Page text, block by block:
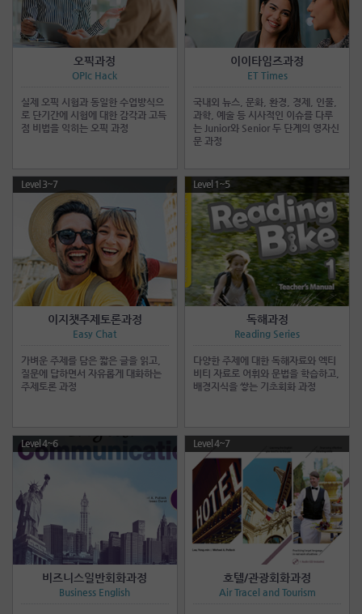
오픽과정
OPIc Hack
실제 오픽 시험과 동일한 수업방식으
로 단기간에 시험에 대한 감각과 고득
점 비법을 익히는 오픽 과정
이이타임즈과정
ET Times
국내외 뉴스, 문화, 환경, 경제, 인물,
과학, 예술 등 시사적인 이슈를 다루
는 Junior와 Senior 두 단계의 영자신
문 과정
Level 3~7
이지챗주제토론과정
Easy Chat
가벼운 주제를 담은 짧은 글을 읽고,
질문에 답하면서 자유롭게 대화하는
주제토론 과정
Level 1~5
독해과정
Reading Series
다양한 주제에 대한 독해자료와 엑티
비티 자료로 어휘와 문법을 학습하고,
배경지식을 쌓는 기초회화 과정
Level 4~6
비즈니스일반회화과정
Business English
Level 4~7
호텔/관광회화과정
Air Tracel and Tourism